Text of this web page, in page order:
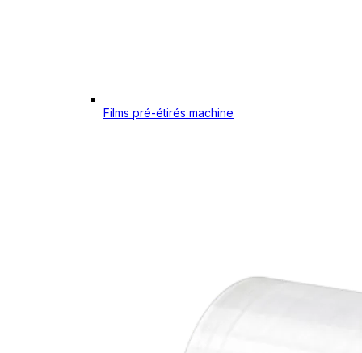
Films pré-étirés machine